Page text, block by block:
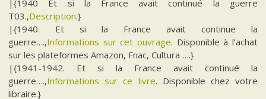
|{1940 Et si la France avait continué la guerre
T03.,Description.}
|{1940. Et si la France avait continue la
guerre….,Informations sur cet ouvrage. Disponible à l’achat
sur les plateformes Amazon, Fnac, Cultura ….}
|{1941-1942. Et si la France avait continué la
guerre….,Informations sur ce livre. Disponible chez votre
libraire.}